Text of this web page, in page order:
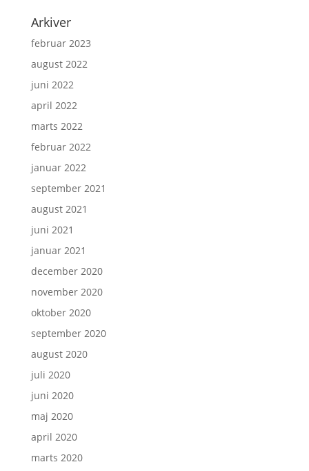
Arkiver
februar 2023
august 2022
juni 2022
april 2022
marts 2022
februar 2022
januar 2022
september 2021
august 2021
juni 2021
januar 2021
december 2020
november 2020
oktober 2020
september 2020
august 2020
juli 2020
juni 2020
maj 2020
april 2020
marts 2020